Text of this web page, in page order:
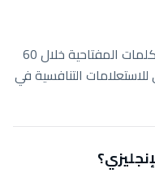
أغلب العملاء يرون تحرّكًا واضحًا في الكلمات المفتاحية خلال 60
للاستعلامات التنافسية في